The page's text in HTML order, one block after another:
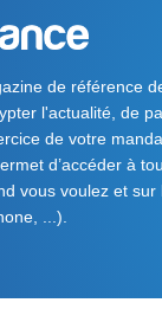
de référence
l'actualité, de
de votre
d’accéder à
vous voulez et
...).